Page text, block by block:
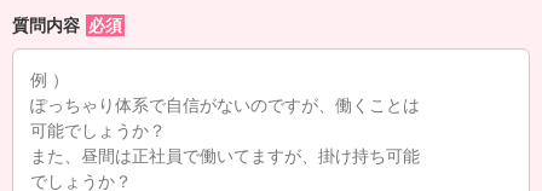
質問内容